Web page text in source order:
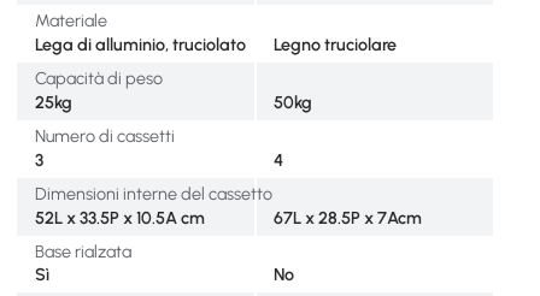
Materiale
Lega di alluminio, truciolato
Legno truciolare
Capacità di peso
25kg
50kg
Numero di cassetti
3
4
Dimensioni interne del cassetto
52L x 33.5P x 10.5A cm
67L x 28.5P x 7Acm
Base rialzata
Sì
No